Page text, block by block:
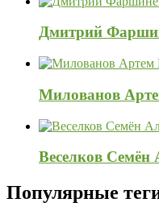
Дмитрий
Милованов
Веселков Семён
Популярные